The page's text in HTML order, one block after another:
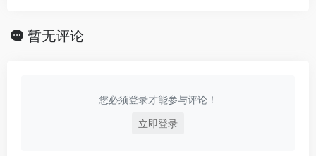
暂无评论
您必须登录才能参与评论！
立即登录